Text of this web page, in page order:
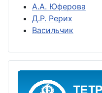
А.А. Юферова
Д.Р. Рерих
Васильчик